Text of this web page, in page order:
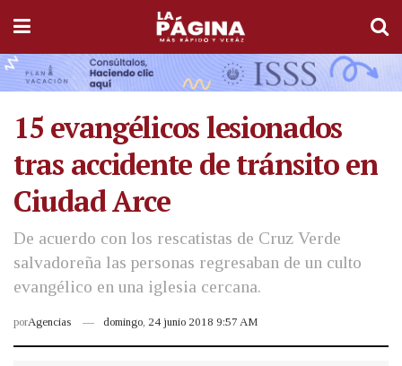
15 evangélicos lesionados
tras accidente de tránsito en
Ciudad Arce
De acuerdo con los rescatistas de Cruz Verde
salvadoreña las personas regresaban de un culto
evangélico en una iglesia cercana.
porAgencias domingo, 24 junio 2018 9:57 AM